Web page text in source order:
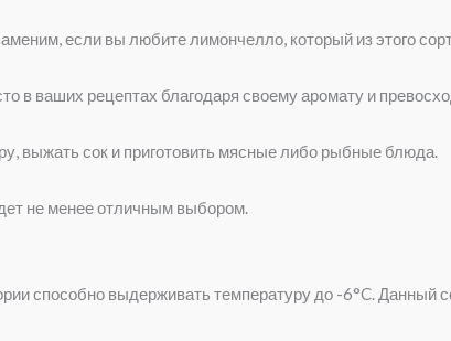
если вы любите лимончелло, который из этого
в ваших рецептах благодаря своему аромату и
выжать сок и приготовить мясные либо рыбные блюда.
не менее отличным выбором.
способно выдерживать температуру до -6°C. Данный